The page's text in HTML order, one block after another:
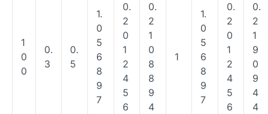
1
0
0
0.
3
0.
5
1.
0
5
6
8
9
7
0.
2
0
1
2
4
5
6
0.
2
1
0
8
8
9
4
1
1.
0
5
6
8
9
7
0.
2
0
1
2
4
5
6
0.
2
1
9
0
9
4
4